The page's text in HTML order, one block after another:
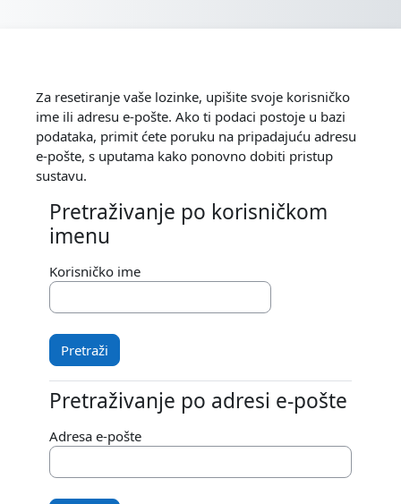
Za resetiranje vaše lozinke, upišite svoje korisničko
ime ili adresu e-pošte. Ako ti podaci postoje u bazi
podataka, primit ćete poruku na pripadajuću adresu
e-pošte, s uputama kako ponovno dobiti pristup
sustavu.
Pretraživanje po korisničkom imenu
Pretraživanje po korisničkom
imenu
Korisničko ime
Pretraživanje po adresi e-pošte
Pretraživanje po adresi e-pošte
Adresa e-pošte